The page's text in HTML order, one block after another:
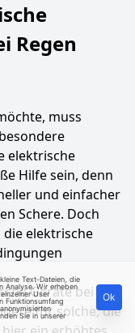
Regen
muss
elektrische
Hilfe sein, denn
und einfacher
Schere. Doch
die elektrische
Geräte bei
für solche, die
Text-Dateien, die
Analyse. Wir erheben
User
Funktionsumfang
Sie in unserer
Ok